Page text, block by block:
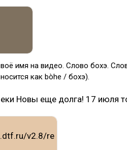
имя на видео. Слово бохэ.
как bòhe / бохэ).
Новы еще долга! 17 июля